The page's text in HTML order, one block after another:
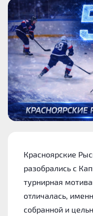
Красноярские
разобрались с
турнирная
отличалась,
собранной и